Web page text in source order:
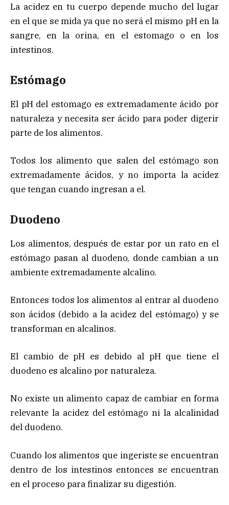
La acidez en tu cuerpo depende mucho del lugar
en el que se mida ya que no será el mismo pH en la
sangre, en la orina, en el estomago o en los
intestinos.
Estómago
El pH del estomago es extremadamente ácido por
naturaleza y necesita ser ácido para poder digerir
parte de los alimentos.
Todos los alimento que salen del estómago son
extremadamente ácidos, y no importa la acidez
que tengan cuando ingresan a el.
Duodeno
Los alimentos, después de estar por un rato en el
estómago pasan al duodeno, donde cambian a un
ambiente extremadamente alcalino.
Entonces todos los alimentos al entrar al duodeno
son ácidos (debido a la acidez del estómago) y se
transforman en alcalinos.
El cambio de pH es debido al pH que tiene el
duodeno es alcalino por naturaleza.
No existe un alimento capaz de cambiar en forma
relevante la acidez del estómago ni la alcalinidad
del duodeno.
Cuando los alimentos que ingeriste se encuentran
dentro de los intestinos entonces se encuentran
en el proceso para finalizar su digestión.